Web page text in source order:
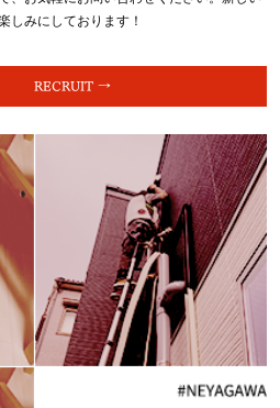
しみにしております！
RECRUIT →